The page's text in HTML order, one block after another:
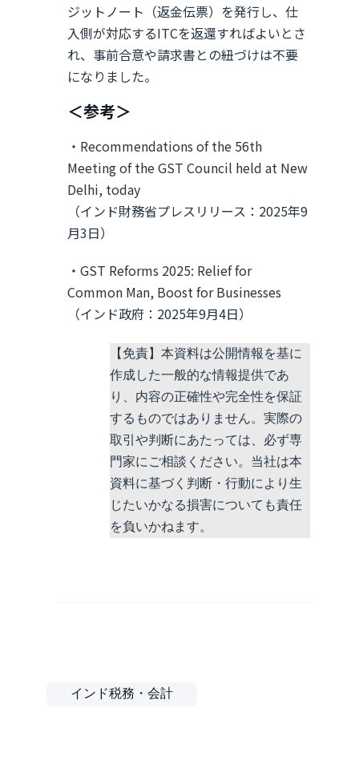
ジットノート（返金伝票）を発行し、仕
入側が対応するITCを返還すればよいとさ
れ、事前合意や請求書との紐づけは不要
になりました。
＜参考＞
・ Recommendations of the 56th
Meeting of the GST Council held at New
Delhi, today
（インド財務省プレスリリース：2025年9
月3日）
・ GST Reforms 2025: Relief for
Common Man, Boost for Businesses
（インド政府：2025年9月4日）
【免責】本資料は公開情報を基に
作成した一般的な情報提供であ
り、内容の正確性や完全性を保証
するものではありません。実際の
取引や判断にあたっては、必ず専
門家にご相談ください。当社は本
資料に基づく判断・行動により生
じたいかなる損害についても責任
を負いかねます。
インド税務・会計